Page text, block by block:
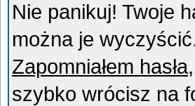
Nie panikuj! Twoje
można je
Zapomniałem hasła
szybko wrócisz na